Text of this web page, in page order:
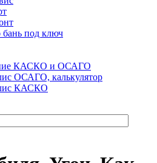
бань под ключ
КАСКО и ОСАГО
ОСАГО, калькулятор
КАСКО